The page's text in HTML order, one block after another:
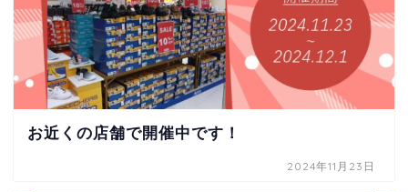
お近くの店舗で開催中です！
2024年11月23日